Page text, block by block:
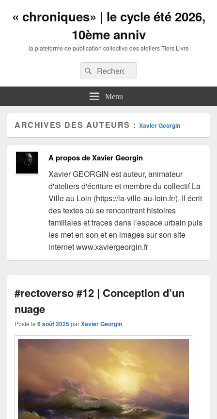
« chroniques» | le cycle été 2026,
10ème anniv
la plateforme de publication collective des ateliers Tiers Livre
Recherche :Recherche
Menu
ARCHIVES DES AUTEURS : Xavier Georgin
A propos de Xavier Georgin
Xavier GEORGIN est auteur, animateur
d'ateliers d'écriture et membre du collectif La
Ville au Loin (https://la-ville-au-loin.fr/). Il écrit
des textes où se rencontrent histoires
familiales et traces dans l’espace urbain puis
les met en son et en images sur son site
internet www.xaviergeorgin.fr
#rectoverso #12 | Conception d’un
nuage
Posté le 6 août 2025parXavier Georgin